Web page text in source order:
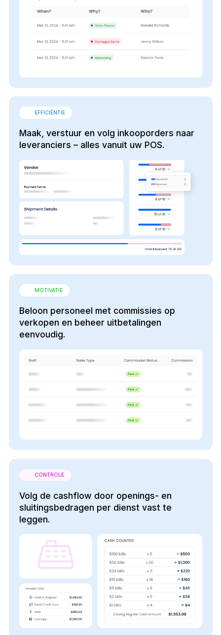
EFFICIËNTIE
Maak, verstuur en volg inkooporders naar
leveranciers – alles vanuit uw POS.
MOTIVATIE
Beloon personeel met commissies op
verkopen en beheer uitbetalingen
eenvoudig.
CONTROLE
Volg de cashflow door openings- en
sluitingsbedragen per dienst vast te
leggen.